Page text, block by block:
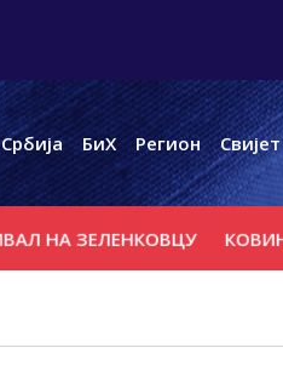
Србија БиХ Регион Свијет
КОВИН